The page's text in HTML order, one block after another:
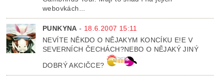
webovkách...
PUNKYNA - 18.6.2007 15:11
NEVÍTE NĚKDO O NĚJAKYM KONCÍKU E!E V
SEVERNÍCH ČECHÁCH?NEBO O NĚJAKÝ JINÝ
DOBRÝ AKCIČCE?